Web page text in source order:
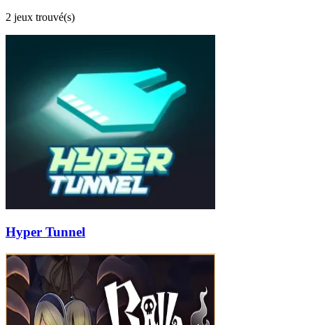
2 jeux trouvé(s)
Hyper Tunnel